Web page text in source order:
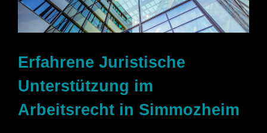
Erfahrene Juristische
Unterstützung im
Arbeitsrecht in Simmozheim